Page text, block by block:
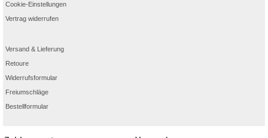
Cookie-Einstellungen
Vertrag widerrufen
Versand & Lieferung
Retoure
Widerrufsformular
Freiumschläge
Bestellformular